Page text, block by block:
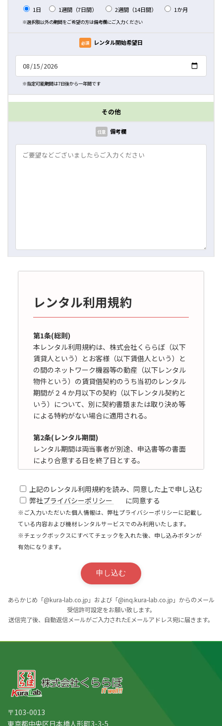
1日 1週間（7日間） 2週間（14日間） 1か月
※選択肢以外の期間をご希望の方は備考欄にご入力ください
必須 レンタル開始希望日
※指定可能期間は7日後から一年間です
その他
任意 備考欄
レンタル利用規約
第1条(総則)
本レンタル利用規約は、株式会社くららぼ（以下
賃貸人という）とお客様（以下賃借人という）と
の間のネットワーク機器等の動産（以下レンタル
物件という）の賃貸借契約のうち当初のレンタル
期間が２４か月以下の契約（以下レンタル契約と
いう）について、別に契約書類または取り決め等
による特約がない場合に適用される。
第2条(レンタル期間)
レンタル期間は両当事者が別途、申込書等の書面
により合意する日を終了日とする。
レンタル契約の延長の申し出は、レンタル契約が
終了する日より１日以上前に申込書等の書面にて
行うこととする。賃借人から延長するレンタル期
間を定めてレンタル期間の延長の申込みがあった
場合、賃借人に本レンタル利用規約に違反がない
限り、賃貸人はこの申し込みを承諾し、以後繰り
返し延長するときも同様とする。
第4条(レンタル料金)
賃借人は賃貸人に対して、レンタルする前に現金
又は指定する銀行口座に振り込む事とする。但
し、賃貸人が認めた場合に限り、賃貸人からの請
ンタル料金は１か月の料金を基本とする。
賃貸人は賃借人に対して、レンタル物件を賃借人
の指定する日本国内の場所において引渡すものと
する。
第6条(担保責任)
上記のレンタル利用規約を読み、同意した上で申し込む
弊社プライバシーポリシー に同意する
※ご入力いただいた個人情報は、弊社プライバシーポリシーに記載し
ている内容および機材レンタルサービスでのみ利用いたします。
※チェックボックスにすべてチェックを入れた後、申し込みボタンが
有効になります。
あらかじめ「@kura-lab.co.jp」および「@inq.kura-lab.co.jp」からのメール
受信許可設定をお願い致します。
送信完了後、自動返信メールがご入力されたEメールアドレス宛に届きます。
〒103-0013
東京都中央区日本橋人形町3-3-5